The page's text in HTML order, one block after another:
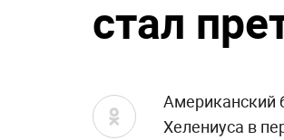
стал
Американский
Хелениуса в